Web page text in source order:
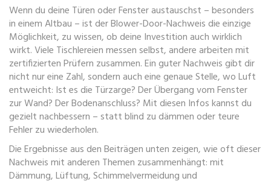
Wenn du deine Türen oder Fenster austauschst – besonders
in einem Altbau – ist der Blower-Door-Nachweis die einzige
Möglichkeit, zu wissen, ob deine Investition auch wirklich
wirkt. Viele Tischlereien messen selbst, andere arbeiten mit
zertifizierten Prüfern zusammen. Ein guter Nachweis gibt dir
nicht nur eine Zahl, sondern auch eine genaue Stelle, wo Luft
entweicht: Ist es die Türzarge? Der Übergang vom Fenster
zur Wand? Der Bodenanschluss? Mit diesen Infos kannst du
gezielt nachbessern – statt blind zu dämmen oder teure
Fehler zu wiederholen.
Die Ergebnisse aus den Beiträgen unten zeigen, wie oft dieser
Nachweis mit anderen Themen zusammenhängt: mit
Dämmung, Lüftung, Schimmelvermeidung und